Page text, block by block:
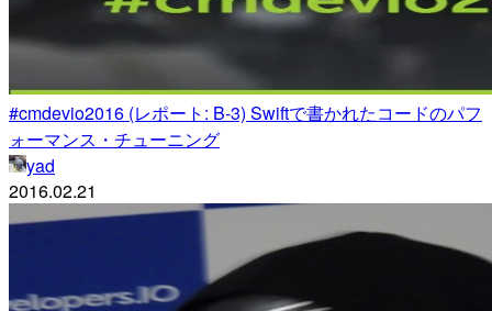
#cmdevio2016 (レポート: B-3) Swiftで書かれたコードのパフ
ォーマンス・チューニング
yad
2016.02.21